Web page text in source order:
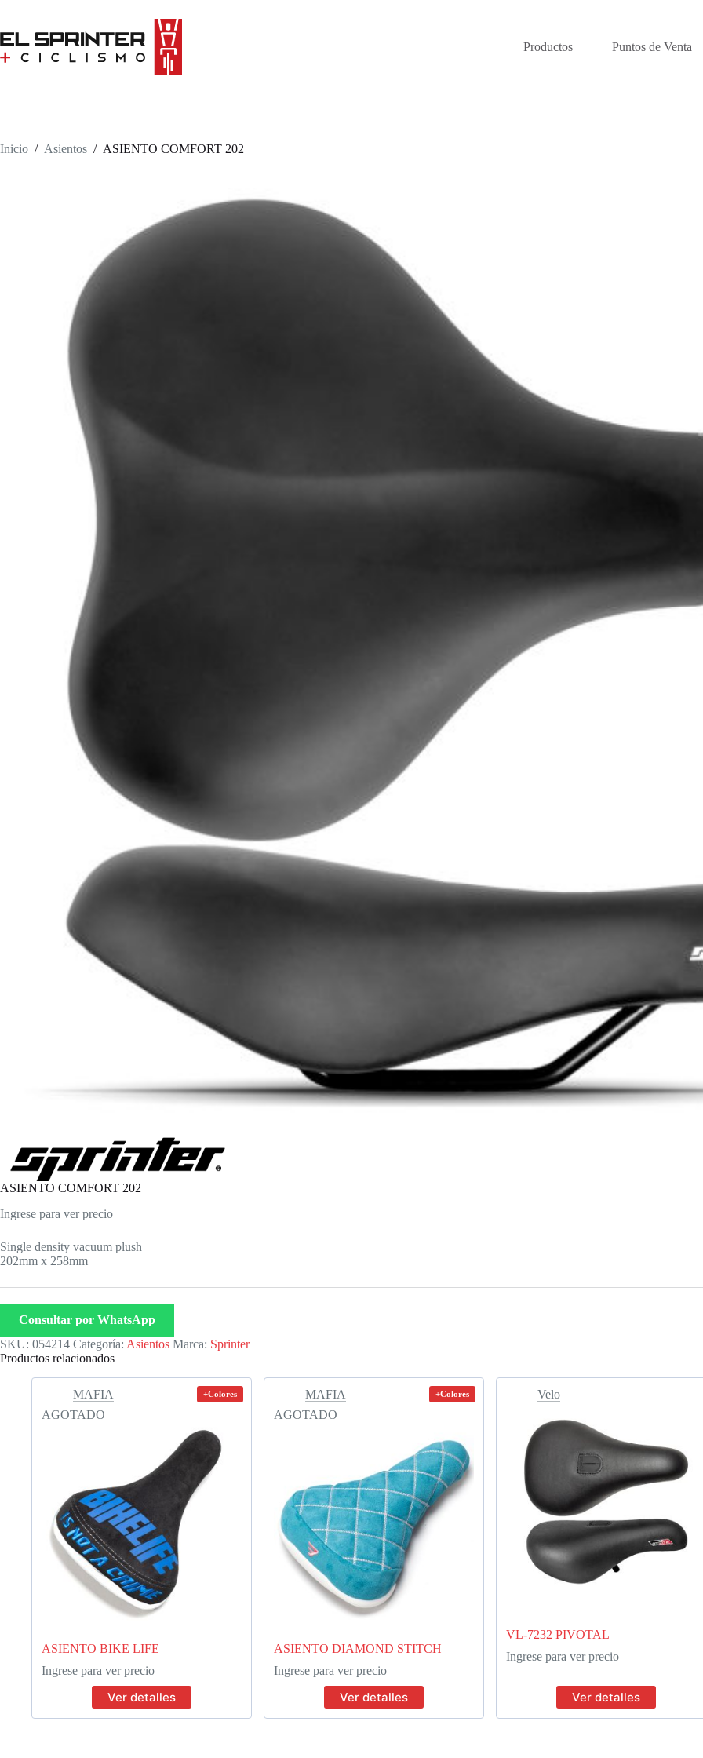
content
Productos
Puntos de Venta
Inicio / Asientos / ASIENTO COMFORT 202
ASIENTO COMFORT 202
Ingrese para ver precio
Single density vacuum plush
202mm x 258mm
Consultar por WhatsApp
SKU: 054214 Categoría: Asientos Marca: Sprinter
Productos relacionados
MAFIA
AGOTADO
+Colores
ASIENTO BIKE LIFE
Ingrese para ver precio
Ver detalles
MAFIA
AGOTADO
+Colores
ASIENTO DIAMOND STITCH
Ingrese para ver precio
Ver detalles
Velo
VL-7232 PIVOTAL
Ingrese para ver precio
Ver detalles